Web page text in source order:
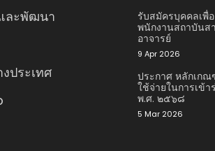
ละพัฒนา
ประเทศ
รับสมัครบุคคลเพื่
พนักงานสถาบันส
อาจารย์
9 Apr 2026
ประกาศ หลักเกณ
ใช้จ่ายในการเข้
พ.ศ. ๒๕๖๘
5 Mar 2026